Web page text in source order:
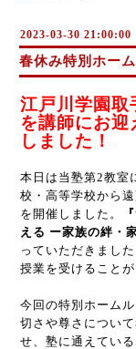
2023-03-30 21:00:00
春休み特別ホー
江戸川学園取
を講師にお
しました！
本日は当塾第2教室
校・高等学校から
を開催しました。
える ー家族の絆・
っていただきまし
授業を受けること
今回の特別ホーム
切さや尊さについ
せ、塾に通えてい